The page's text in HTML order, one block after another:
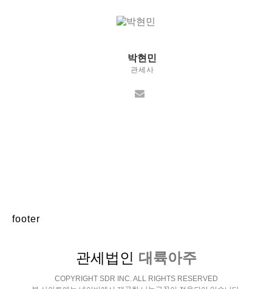
박현민
관세사
footer
관세법인 대륙아주
COPYRIGHT SDR INC. ALL RIGHTS RESERVED